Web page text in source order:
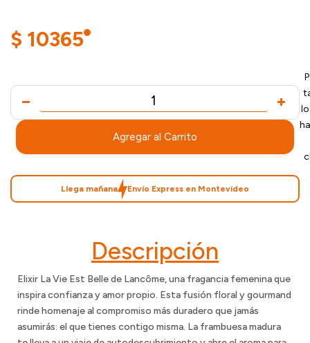
$ 10365
Agregar al Carrito
Llega mañana Envío Express en Montevideo
Descripción
Elixir La Vie Est Belle de Lancôme, una fragancia femenina que
inspira confianza y amor propio. Esta fusión floral y gourmand
rinde homenaje al compromiso más duradero que jamás
asumirás: el que tienes contigo misma. La frambuesa madura